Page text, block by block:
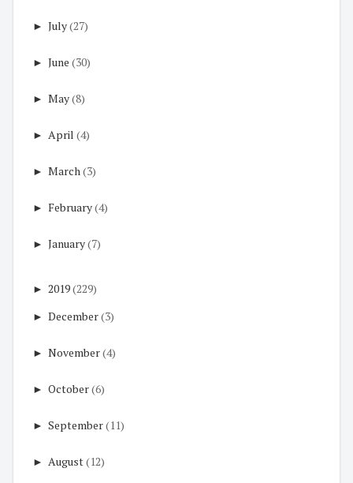
► July(27)
► June (30)
► May(8)
► April (4)
► March(3)
► February(4)
► January(7)
► 2019(229)
► December(3)
► November(4)
► October(6)
► September(11)
► August(12)